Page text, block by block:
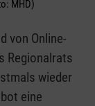
MHD)
von Online-
Regionalrats
wieder
eine